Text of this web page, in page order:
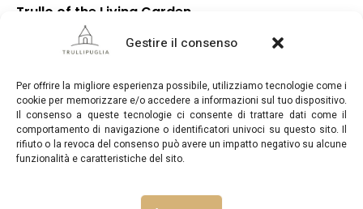
Gestire il consenso
Per offrire la migliore esperienza possibile, utilizziamo tecnologie come i
cookie per memorizzare e/o accedere a informazioni sul tuo dispositivo.
Il consenso a queste tecnologie ci consente di trattare dati come il
comportamento di navigazione o identificatori univoci su questo sito. Il
rifiuto o la revoca del consenso può avere un impatto negativo su alcune
funzionalità e caratteristiche del sito.
Trullo of the Living Garden
Punteggio globale
–Rapporto qualità/prezzo